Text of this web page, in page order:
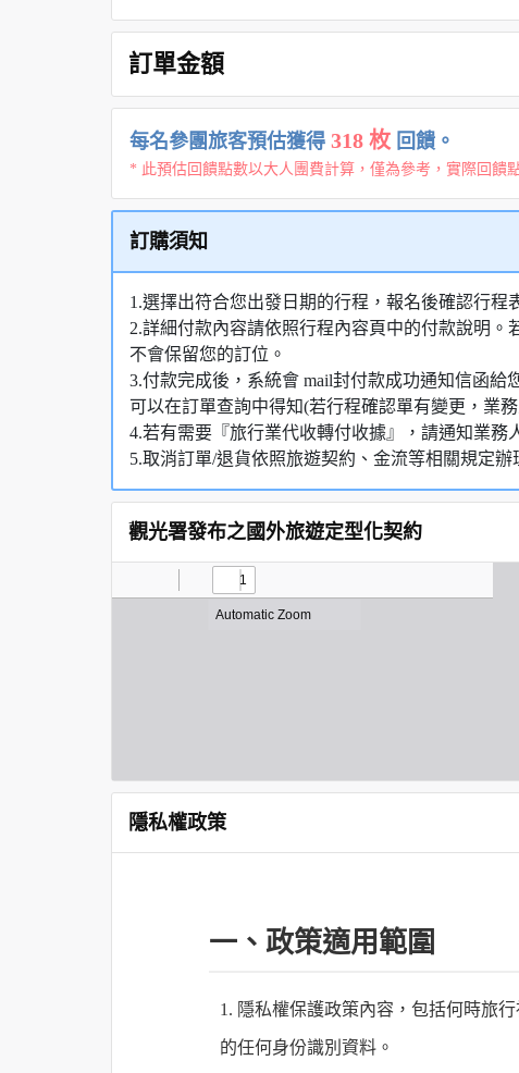
訂單金額
每名參團旅客預估獲得 318 枚 回饋。
* 此預估回饋點數以大人團費計算，僅為參考，實際回饋
訂購須知
1.選擇出符合您出發日期的行程，報名後確認行
2.詳細付款內容請依照行程內容頁中的付款說明
不會保留您的訂位。
3.付款完成後，系統會 mail封付款成功通知信函
可以在訂單查詢中得知(若行程確認單有變更，業
4.若有需要『旅行業代收轉付收據』，請通知業務
5.取消訂單/退貨依照旅遊契約、金流等相關規定辦
觀光署發布之國外旅遊定型化契約
隱私權政策
一、政策適用範圍
1. 隱私權保護政策內容，包括何時旅
的任何身份識別資料。